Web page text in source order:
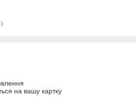
на вашу картку